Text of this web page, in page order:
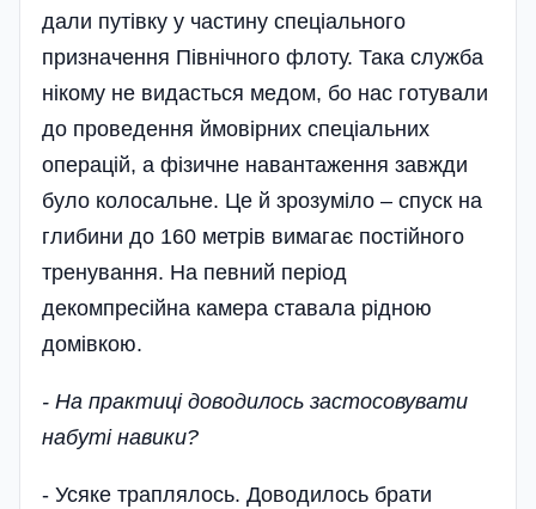
дали путівку у частину спеці­ального
призначення Північного флоту. Така служба
нікому не видасться медом, бо нас готували
до проведення ймовірних спеціальних
операцій, а фізичне навантаження завжди
було колосальне. Це й зрозу­міло – спуск на
глибини до 160 метрів вимагає постійного
тренування. На певний період
декомпресійна камера ставала рідною
домівкою.
- На практиці доводилось застосовувати
набуті навики?
- Усяке траплялось. Доводилось брати